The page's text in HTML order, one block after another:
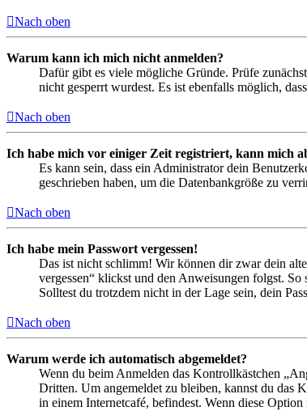
Nach oben
Warum kann ich mich nicht anmelden?
Dafür gibt es viele mögliche Gründe. Prüfe
nicht gesperrt wurdest. Es ist ebenfalls möglich,
Nach oben
Ich habe mich vor einiger Zeit registriert, kann mich
Es kann sein, dass ein Administrator dein
geschrieben haben, um die Datenbankgröße zu
Nach oben
Ich habe mein Passwort vergessen!
Das ist nicht schlimm! Wir können dir zwar dein
vergessen“ klickst und den Anweisungen folgst.
Solltest du trotzdem nicht in der Lage sein, dein
Nach oben
Warum werde ich automatisch abgemeldet?
Wenn du beim Anmelden das Kontrollkästchen
Dritten. Um angemeldet zu bleiben, kannst du das
in einem Internetcafé, befindest. Wenn diese